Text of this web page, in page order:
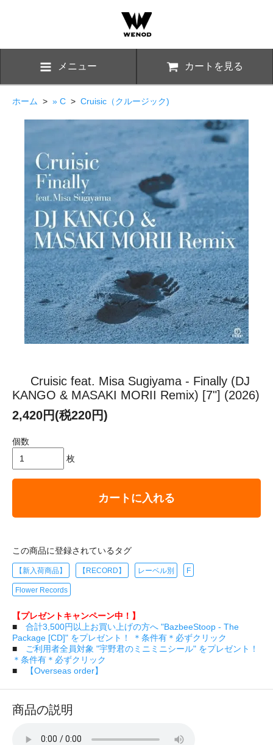
メニュー カートを見る
ホーム > » C > Cruisic（クルージック)
Cruisic feat. Misa Sugiyama - Finally (DJ
KANGO & MASAKI MORII Remix) [7"] (2026)
2,420円(税220円)
個数
枚
カートに入れる
この商品に登録されているタグ
【新入荷商品】 【RECORD】 レーベル別 F
Flower Records
【プレゼントキャンペーン中！】
■ 合計3,500円以上お買い上げの方へ "BazbeeStoop - The
Package [CD]" をプレゼント！ ＊条件有＊必ずクリック
■
ご利用者全員対象 "宇野君のミニミニシール" をプレゼント！
＊条件有＊必ずクリック
■
【Overseas order】
商品の説明